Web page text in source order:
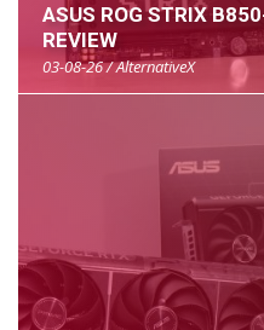
ASUS ROG STRIX
REVIEW
03-08-26 / AlternativeX